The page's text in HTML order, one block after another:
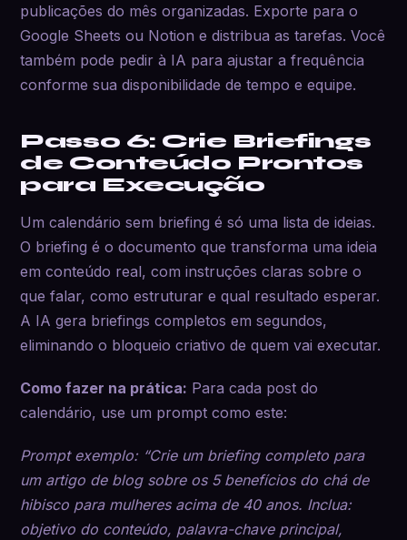
publicações do mês organizadas. Exporte para o
Google Sheets ou Notion e distribua as tarefas. Você
também pode pedir à IA para ajustar a frequência
conforme sua disponibilidade de tempo e equipe.
Passo 6: Crie Briefings
de Conteúdo Prontos
para Execução
Um calendário sem briefing é só uma lista de ideias.
O briefing é o documento que transforma uma ideia
em conteúdo real, com instruções claras sobre o
que falar, como estruturar e qual resultado esperar.
A IA gera briefings completos em segundos,
eliminando o bloqueio criativo de quem vai executar.
Como fazer na prática: Para cada post do
calendário, use um prompt como este:
Prompt exemplo: “Crie um briefing completo para
um artigo de blog sobre os 5 benefícios do chá de
hibisco para mulheres acima de 40 anos. Inclua:
objetivo do conteúdo, palavra-chave principal,